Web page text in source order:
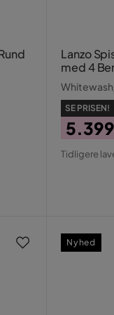
Lanzo
med 4
SE PRISEN!
Pris
Tidligere
Nyhed